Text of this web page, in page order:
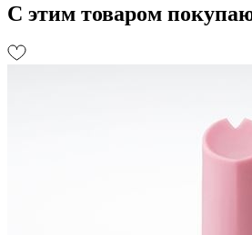
С этим товаром